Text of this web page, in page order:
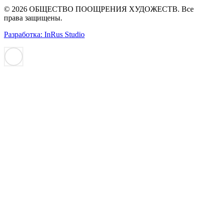
© 2026 ОБЩЕСТВО ПООЩРЕНИЯ ХУДОЖЕСТВ. Все
права защищены.
Разработка: InRus Studio